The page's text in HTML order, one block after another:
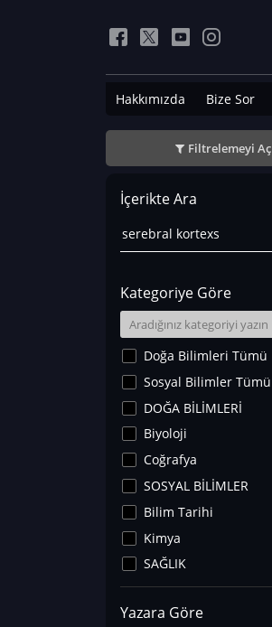
Hakkımızda Bize Sor
Filtrelemeyi Aç
İçerikte Ara
Kategoriye Göre
Doğa Bilimleri Tümü
Sosyal Bilimler Tümü
DOĞA BİLİMLERİ
Biyoloji
Coğrafya
SOSYAL BİLİMLER
Bilim Tarihi
Kimya
SAĞLIK
Sanat Tarihi
Fizik
Yazara Göre